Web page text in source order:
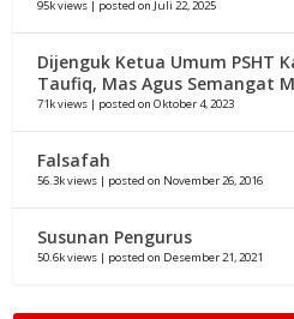
95k views | posted on Juli 22, 2025
Dijenguk Ketua Umum PSHT
Taufiq, Mas Agus Semangat
71k views | posted on Oktober 4, 2023
Falsafah
56.3k views | posted on November 26, 2016
Susunan Pengurus
50.6k views | posted on Desember 21, 2021